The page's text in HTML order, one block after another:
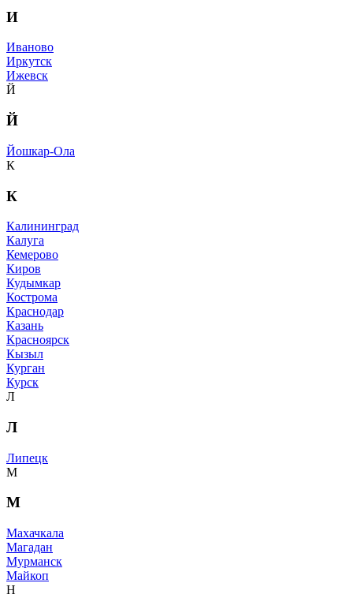
И
Иваново
Иркутск
Ижевск
Й
Й
Йошкар-Ола
К
К
Калининград
Калуга
Кемерово
Киров
Кудымкар
Кострома
Краснодар
Казань
Красноярск
Кызыл
Курган
Курск
Л
Л
Липецк
М
М
Махачкала
Магадан
Мурманск
Майкоп
Н